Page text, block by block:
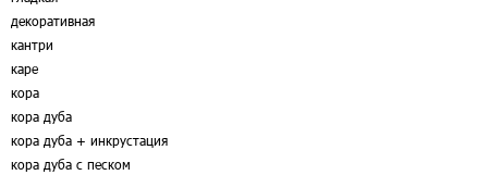
декоративная
кантри
каре
кора
кора дуба
кора дуба + инкрустация
кора дуба с песком